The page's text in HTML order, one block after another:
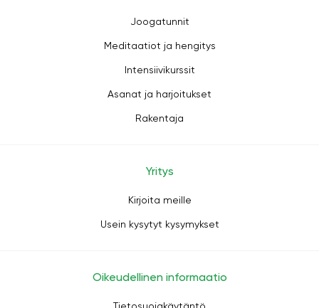
Joogatunnit
Meditaatiot ja hengitys
Intensiivikurssit
Asanat ja harjoitukset
Rakentaja
Yritys
Kirjoita meille
Usein kysytyt kysymykset
Oikeudellinen informaatio